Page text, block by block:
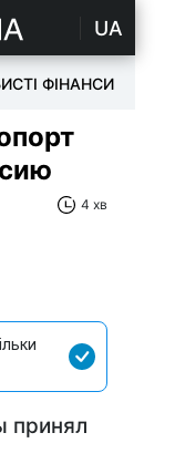
UA
ФІНАНСИ
4 хв
принял